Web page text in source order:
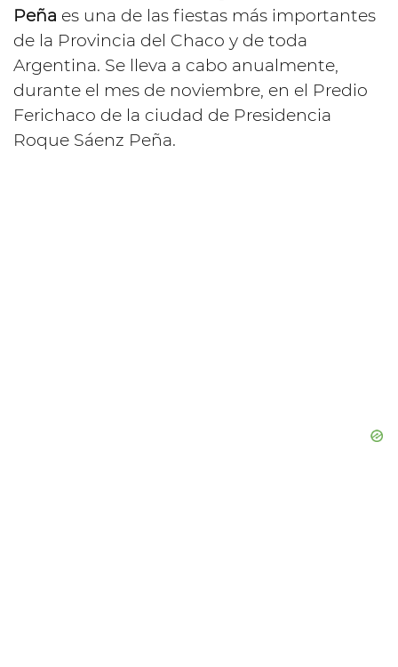
Peña es una de las fiestas más importantes
de la Provincia del Chaco y de toda
Argentina. Se lleva a cabo anualmente,
durante el mes de noviembre, en el Predio
Ferichaco de la ciudad de Presidencia
Roque Sáenz Peña.